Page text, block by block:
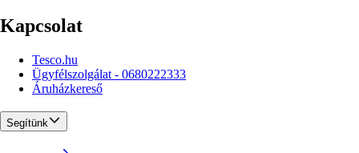
Kapcsolat
Tesco.hu
Ügyfélszolgálat - 0680222333
Áruházkereső
Segítünk